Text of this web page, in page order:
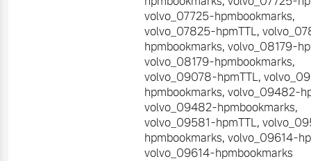
volvo_07725-hpmbookmarks,
volvo_07825-hpmTTL,
hpmbookmarks,volvo_08179-
volvo_08179-hpmbookmarks,
volvo_09078-hpmTTL,
hpmbookmarks,volvo_09482-
volvo_09482-hpmbookmarks,
volvo_09581-hpmTTL,
hpmbookmarks,volvo_09614-
volvo_09614-hpmbookmarks